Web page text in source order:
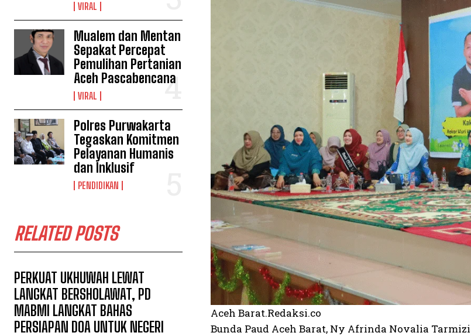
VIRAL
Mualem dan Mentan
Sepakat Percepat
Pemulihan Pertanian
Aceh Pascabencana
VIRAL
Polres Purwakarta
Tegaskan Komitmen
Pelayanan Humanis
dan Inklusif
PENDIDIKAN
RELATED POSTS
PERKUAT UKHUWAH LEWAT
LANGKAT BERSHOLAWAT, PD
MABMI LANGKAT BAHAS
PERSIAPAN DOA UNTUK NEGERI
Aceh Barat.Redaksi.co
Bunda Paud Aceh Barat, Ny Afrinda Novalia